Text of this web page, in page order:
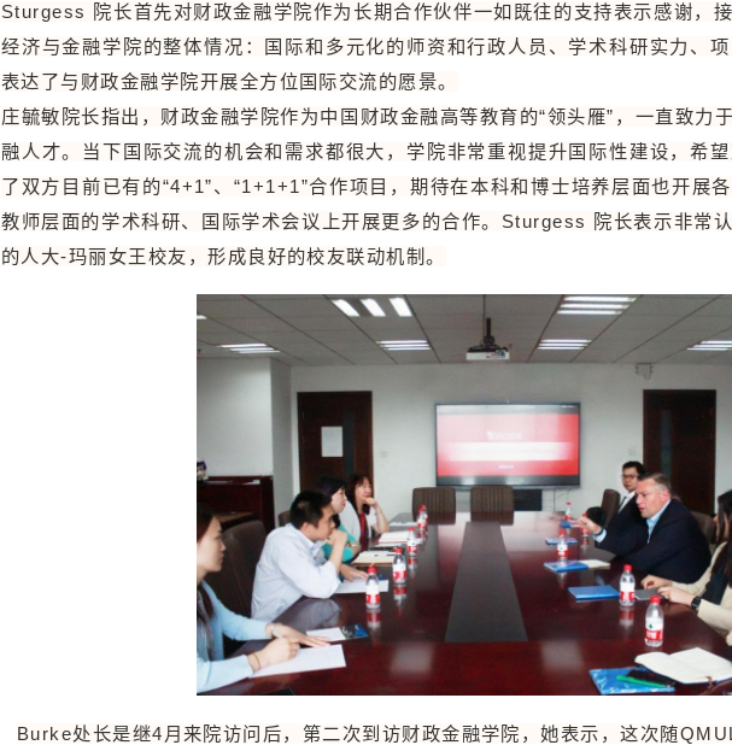
Sturgess 院长首先对财政金融学院作为长期合作伙伴一如既往的支持表示感谢，
经济与金融学院的整体情况：国际和多元化的师资和行政人员、学术科研实力、
表达了与财政金融学院开展全方位国际交流的愿景。
庄毓敏院长指出，财政金融学院作为中国财政金融高等教育的“领头雁”，一直致力
融人才。当下国际交流的机会和需求都很大，学院非常重视提升国际性建设，希
了双方目前已有的“4+1”、“1+1+1”合作项目，期待在本科和博士培养层面也开展
教师层面的学术科研、国际学术会议上开展更多的合作。Sturgess 院长表示非常
的人大-玛丽女王校友，形成良好的校友联动机制。
Burke处长是继4月来院访问后，第二次到访财政金融学院，她表示，这次随